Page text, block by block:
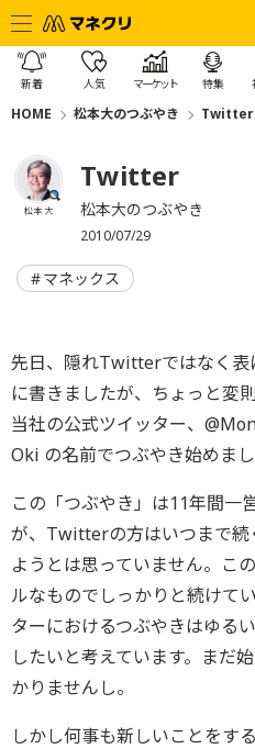
新着 人気 マーケット 特集
HOME 松本大のつぶやき Twitter
松本 大
Twitter
松本大のつぶやき
2010/07/29
マネックス
先日、隠れTwitterではなく表
に書きましたが、ちょっと変
当社の公式ツイッター、
Oki の名前でつぶやき始めまし
この「つぶやき」は11年間一
が、Twitterの方はいつまで続
ようとは思っていません。こ
ルなものでしっかりと続けて
ターにおけるつぶやきはゆる
したいと考えています。まだ
かりませんし。
しかし何事も新しいことをす